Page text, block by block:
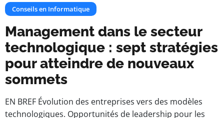
Conseils en Informatique
Management dans le secteur
technologique : sept stratégies
pour atteindre de nouveaux
sommets
EN BREF Évolution des entreprises vers des modèles
technologiques. Opportunités de leadership pour les